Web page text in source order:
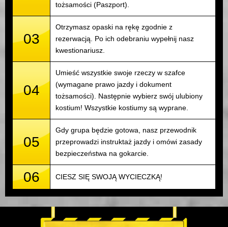
tożsamości (Paszport).
03
Otrzymasz opaski na rękę zgodnie z
rezerwacją. Po ich odebraniu wypełnij nasz
kwestionariusz.
04
Umieść wszystkie swoje rzeczy w szafce
(wymagane prawo jazdy i dokument
tożsamości). Następnie wybierz swój ulubiony
kostium! Wszystkie kostiumy są wyprane.
05
Gdy grupa będzie gotowa, nasz przewodnik
przeprowadzi instruktaż jazdy i omówi zasady
bezpieczeństwa na gokarcie.
06 CIESZ SIĘ SWOJĄ WYCIECZKĄ!